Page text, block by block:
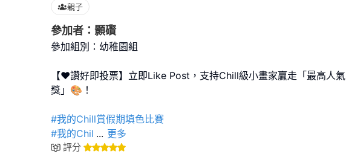
親子
參加者：顥礥
參加組別：幼稚園組
【❤️讚好即投票】立即Like Post，支持Chill級小畫家贏走「最高人氣
獎」🎨！
#我的Chill賞假期填色比賽
#我的Chil ... 更多
評分